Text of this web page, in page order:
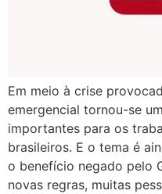
Em meio à crise
emergencial tornou-se
importantes para os
brasileiros. E o tema é
o benefício negado pelo
novas regras, muitas